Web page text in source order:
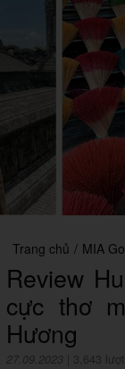
Trang chủ / MIA Go
Review
cực thơ
Hương
27.09.2023 3,643 lượt